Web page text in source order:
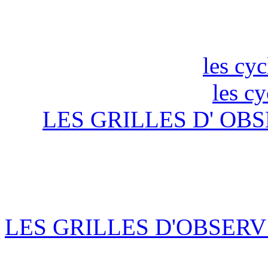
les
les
LES GRILLES D'
LES GRILLES